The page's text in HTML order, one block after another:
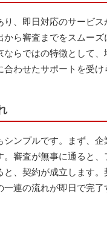
、即日対応のサービ
ら審査までをスムー
らではの特徴として
わせたサポートを受け
ンプルです。まず、
審査が無事に通ると
、契約が成立します
連の流れが即日で完